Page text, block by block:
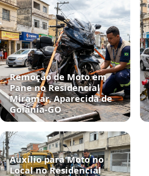
Remoção de Moto em
Pane no Residencial
Miramar, Aparecida de
Goiânia‑GO
Auxílio para Moto no
Local no Residencial